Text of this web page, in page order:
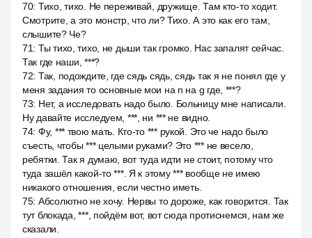
70: Тихо, тихо. Не переживай, дружище. Там кто-то ходит.
Смотрите, а это монстр, что ли? Тихо. А это как его там,
слышите? Че?
71: Ты тихо, тихо, не дыши так громко. Нас запалят сейчас.
Так где наши, ***?
72: Так, подождите, где сядь сядь, сядь так я не понял где у
меня задания то основные мои на n на g где, ***?
73: Нет, а исследовать надо было. Больницу мне написали.
Ну давайте исследуем, ***, ни *** не видно.
74: Фу, *** твою мать. Кто-то *** рукой. Это че надо было
съесть, чтобы *** целыми руками? Это *** не весело,
ребятки. Так я думаю, вот туда идти не стоит, потому что
туда зашёл какой-то ***. Я к этому *** вообще не имею
никакого отношения, если честно иметь.
75: Абсолютно не хочу. Нервы то дороже, как говорится. Так
тут блокада, ***, пойдём вот, вот сюда протиснемся, нам же
сказали.